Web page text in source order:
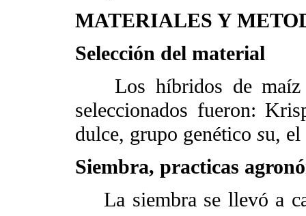
MATERIALES Y
Selección del material
Los híbridos de maíz
seleccionados fueron:
dulce, grupo genético su,
Siembra, practicas
La siembra se llevó a